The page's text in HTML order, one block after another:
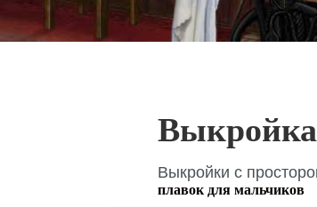
Выкройка
Выкройки с
плавок для мальчиков